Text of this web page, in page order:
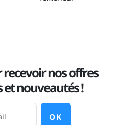
nos offres
nouveautés !
OK